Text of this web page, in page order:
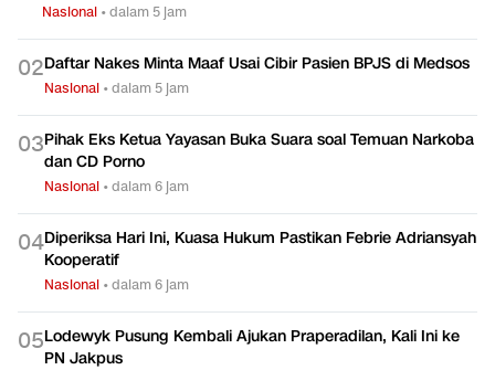
Nasional •dalam 5 jam
02Daftar Nakes Minta Maaf Usai Cibir Pasien BPJS di Medsos
Nasional •dalam 5 jam
03Pihak Eks Ketua Yayasan Buka Suara soal Temuan Narkoba
dan CD Porno
Nasional •dalam 6 jam
04Diperiksa Hari Ini, Kuasa Hukum Pastikan Febrie Adriansyah
Kooperatif
Nasional •dalam 6 jam
05Lodewyk Pusung Kembali Ajukan Praperadilan, Kali Ini ke
PN Jakpus